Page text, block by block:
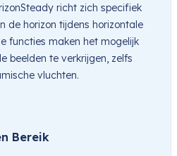
richt zich specifiek
de horizon tijdens horizontale
functies maken het mogelijk
beelden te verkrijgen, zelfs
vluchten.
Bereik